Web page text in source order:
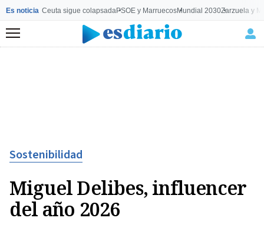
Es noticia Ceuta sigue colapsadaPSOE y MarruecosMundial 2030Zarzuela y
Menú
Sostenibilidad
Miguel Delibes, influencer
del año 2026